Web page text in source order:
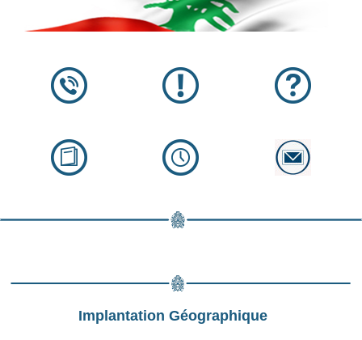
Implantation Géographique